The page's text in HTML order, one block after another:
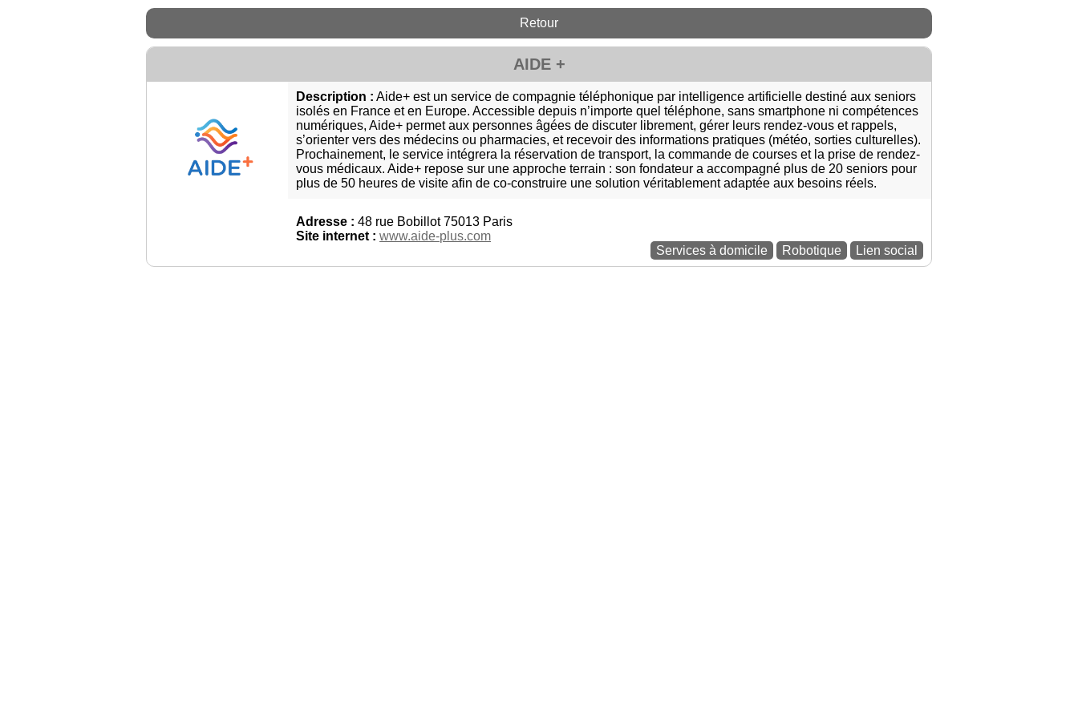
Retour
AIDE +
Description : Aide+ est un service de compagnie téléphonique par intelligence artificielle destiné aux seniors
isolés en France et en Europe. Accessible depuis n’importe quel téléphone, sans smartphone ni compétences
numériques, Aide+ permet aux personnes âgées de discuter librement, gérer leurs rendez-vous et rappels,
s’orienter vers des médecins ou pharmacies, et recevoir des informations pratiques (météo, sorties culturelles).
Prochainement, le service intégrera la réservation de transport, la commande de courses et la prise de rendez-
vous médicaux. Aide+ repose sur une approche terrain : son fondateur a accompagné plus de 20 seniors pour
plus de 50 heures de visite afin de co-construire une solution véritablement adaptée aux besoins réels.
Adresse : 48 rue Bobillot 75013 Paris
Site internet : www.aide-plus.com
Services à domicile
Robotique Lien social